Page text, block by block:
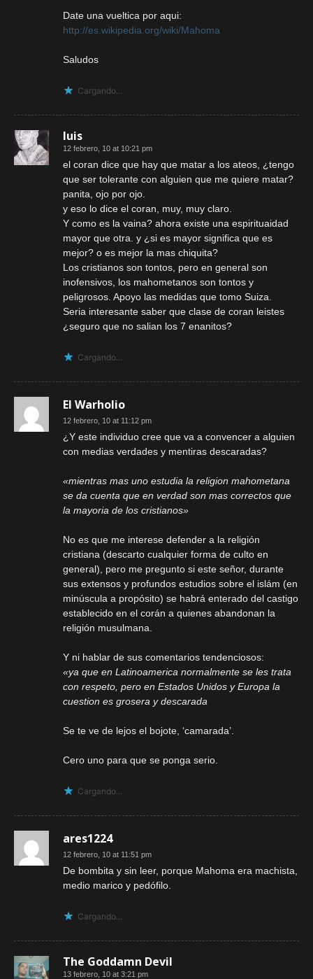
Date una vueltica por aqui:
http://es.wikipedia.org/wiki/Mahoma
Saludos
Cargando...
luis
12 febrero, 10 at 10:21 pm
el coran dice que hay que matar a los ateos, ¿tengo
que ser tolerante con alguien que me quiere matar?
panita, ojo por ojo.
y eso lo dice el coran, muy, muy claro.
Y como es la vaina? ahora existe una espirituaidad
mayor que otra. y ¿si es mayor significa que es
mejor? o es mejor la mas chiquita?
Los cristianos son tontos, pero en general son
inofensivos, los mahometanos son tontos y
peligrosos. Apoyo las medidas que tomo Suiza.
Seria interesante saber que clase de coran leistes
¿seguro que no salian los 7 enanitos?
Cargando...
El Warholio
12 febrero, 10 at 11:12 pm
¿Y este individuo cree que va a convencer a alguien
con medias verdades y mentiras descaradas?
«mientras mas uno estudia la religion mahometana
se da cuenta que en verdad son mas correctos que
la mayoria de los cristianos»
No es que me interese defender a la religión
cristiana (descarto cualquier forma de culto en
general), pero me pregunto si este señor, durante
sus extensos y profundos estudios sobre el islám (en
minúscula a propósito) se habrá enterado del castigo
establecido en el corán a quienes abandonan la
religión musulmana.
Y ni hablar de sus comentarios tendenciosos:
«ya que en Latinoamerica normalmente se les trata
con respeto, pero en Estados Unidos y Europa la
cuestion es grosera y descarada
Se te ve de lejos el bojote, ‘camarada’.
Cero uno para que se ponga serio.
Cargando...
ares1224
12 febrero, 10 at 11:51 pm
De bombita y sin leer, porque Mahoma era machista,
medio marico y pedófilo.
Cargando...
The Goddamn Devil
13 febrero, 10 at 3:21 pm